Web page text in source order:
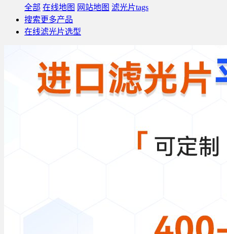
全部 在线地图 网站地图 滤光片tags
搜索更多产品
在线滤光片选型